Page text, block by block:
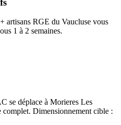
artisans RGE du Vaucluse vous
1 à 2 semaines.
se déplace à Morieres Les
Dimensionnement cible :